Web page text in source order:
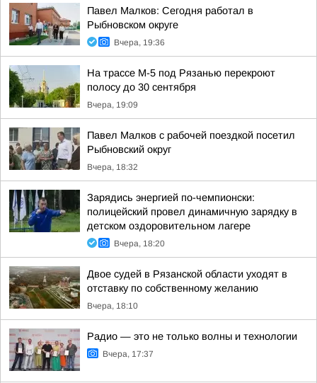
Павел Малков: Сегодня работал в
Рыбновском округе
Вчера, 19:36
На трассе М-5 под Рязанью перекроют
полосу до 30 сентября
Вчера, 19:09
Павел Малков с рабочей поездкой посетил
Рыбновский округ
Вчера, 18:32
Зарядись энергией по-чемпионски:
полицейский провел динамичную зарядку в
детском оздоровительном лагере
Вчера, 18:20
Двое судей в Рязанской области уходят в
отставку по собственному желанию
Вчера, 18:10
Радио — это не только волны и технологии
Вчера, 17:37